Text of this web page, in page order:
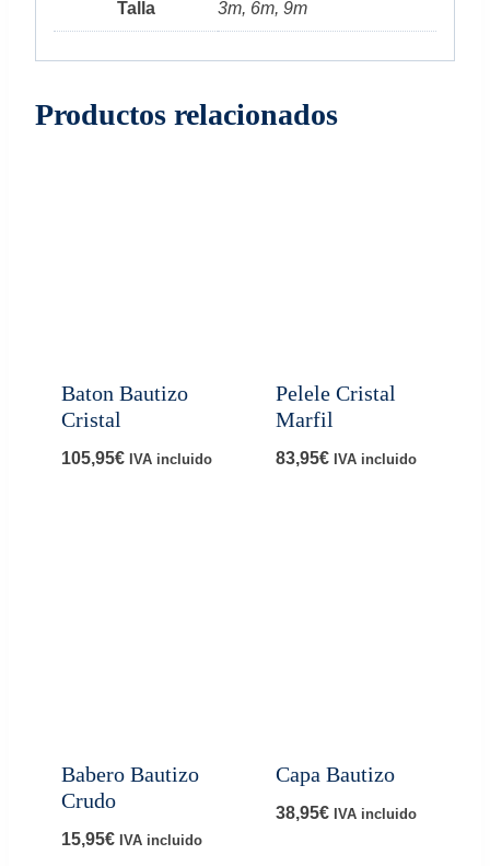
Talla 3m, 6m, 9m
Productos relacionados
Baton Bautizo
Cristal
105,95€ IVA incluido
Pelele Cristal
Marfil
83,95€ IVA incluido
Babero Bautizo
Crudo
15,95€ IVA incluido
Capa Bautizo
38,95€ IVA incluido